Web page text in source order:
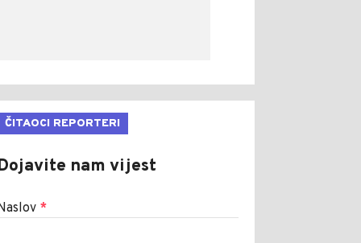
ČITAOCI REPORTERI
nam vijest
*